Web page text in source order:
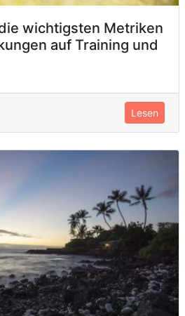
wichtigsten Metriken
auf Training und
Lesen